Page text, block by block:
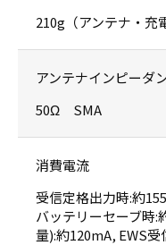
210g（アンテナ・充
アンテナインピーダ
50Ω SMA
消費電流
受信定格出力時:約
バッテリーセーブ時
量):約120mA, EWS